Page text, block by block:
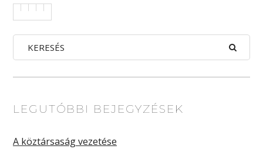
LEGUTÓBBI BEJEGYZÉSEK
A köztársaság vezetése